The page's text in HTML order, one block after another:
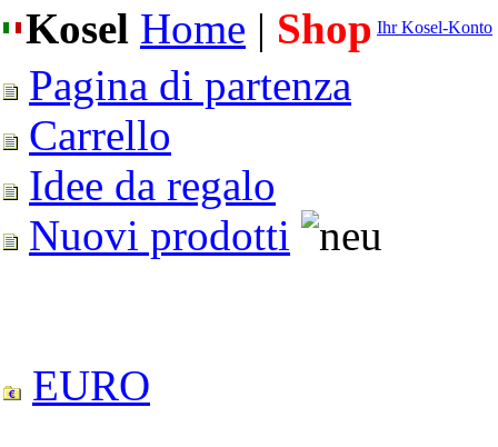
Kosel Home | Shop Ihr Kosel-Konto
Pagina di partenza
Carrello
Idee da regalo
Nuovi prodotti
EURO